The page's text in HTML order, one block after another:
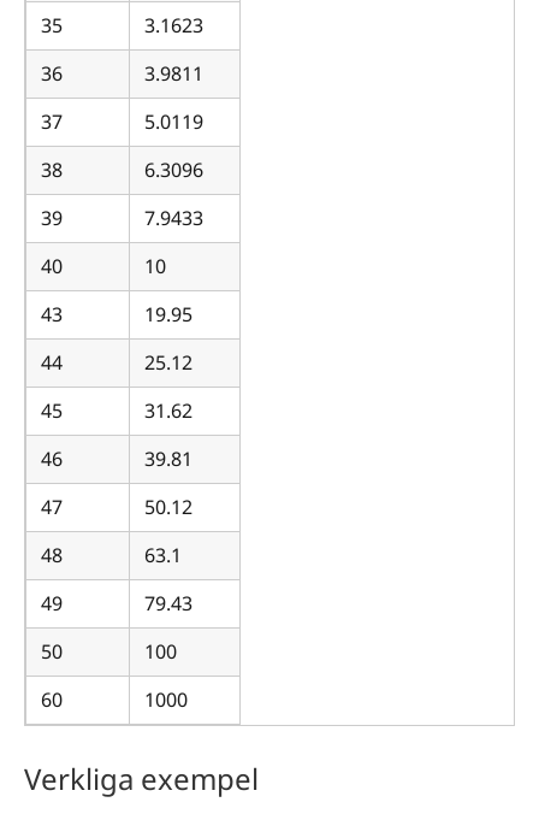
35
3.1623
36
3.9811
37
5.0119
38
6.3096
39
7.9433
40
10
43
19.95
44
25.12
45
31.62
46
39.81
47
50.12
48
63.1
49
79.43
50
100
60
1000
Verkliga exempel